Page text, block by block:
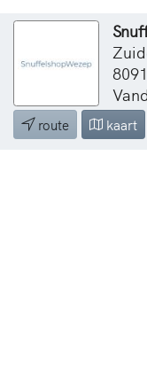
route kaart